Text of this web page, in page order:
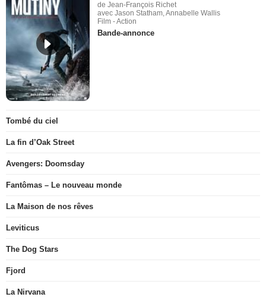
de Jean-François Richet
avec Jason Statham, Annabelle Wallis
Film - Action
Bande-annonce
Tombé du ciel
La fin d’Oak Street
Avengers: Doomsday
Fantômas – Le nouveau monde
La Maison de nos rêves
Leviticus
The Dog Stars
Fjord
La Nirvana